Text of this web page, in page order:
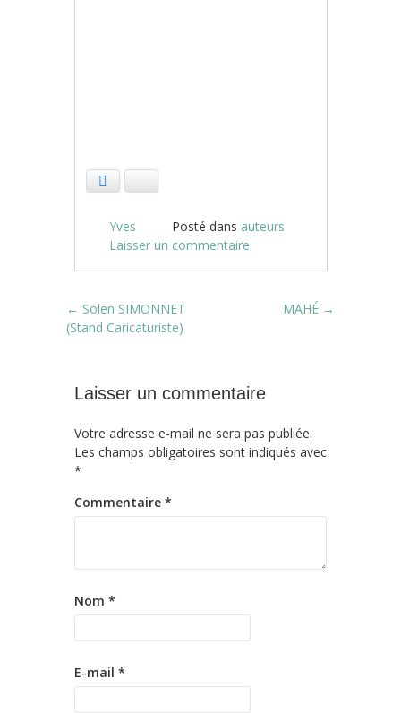
Yves Posté dans auteurs
Laisser un commentaire
Post navigation
← Solen SIMONNET
(Stand Caricaturiste)
MAHÉ →
Laisser un commentaire
Votre adresse e-mail ne sera pas publiée.
Les champs obligatoires sont indiqués avec
*
Commentaire *
Nom *
E-mail *